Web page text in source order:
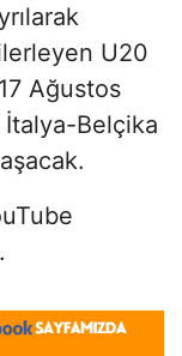
U20
Ağustos
İtalya-Belçika